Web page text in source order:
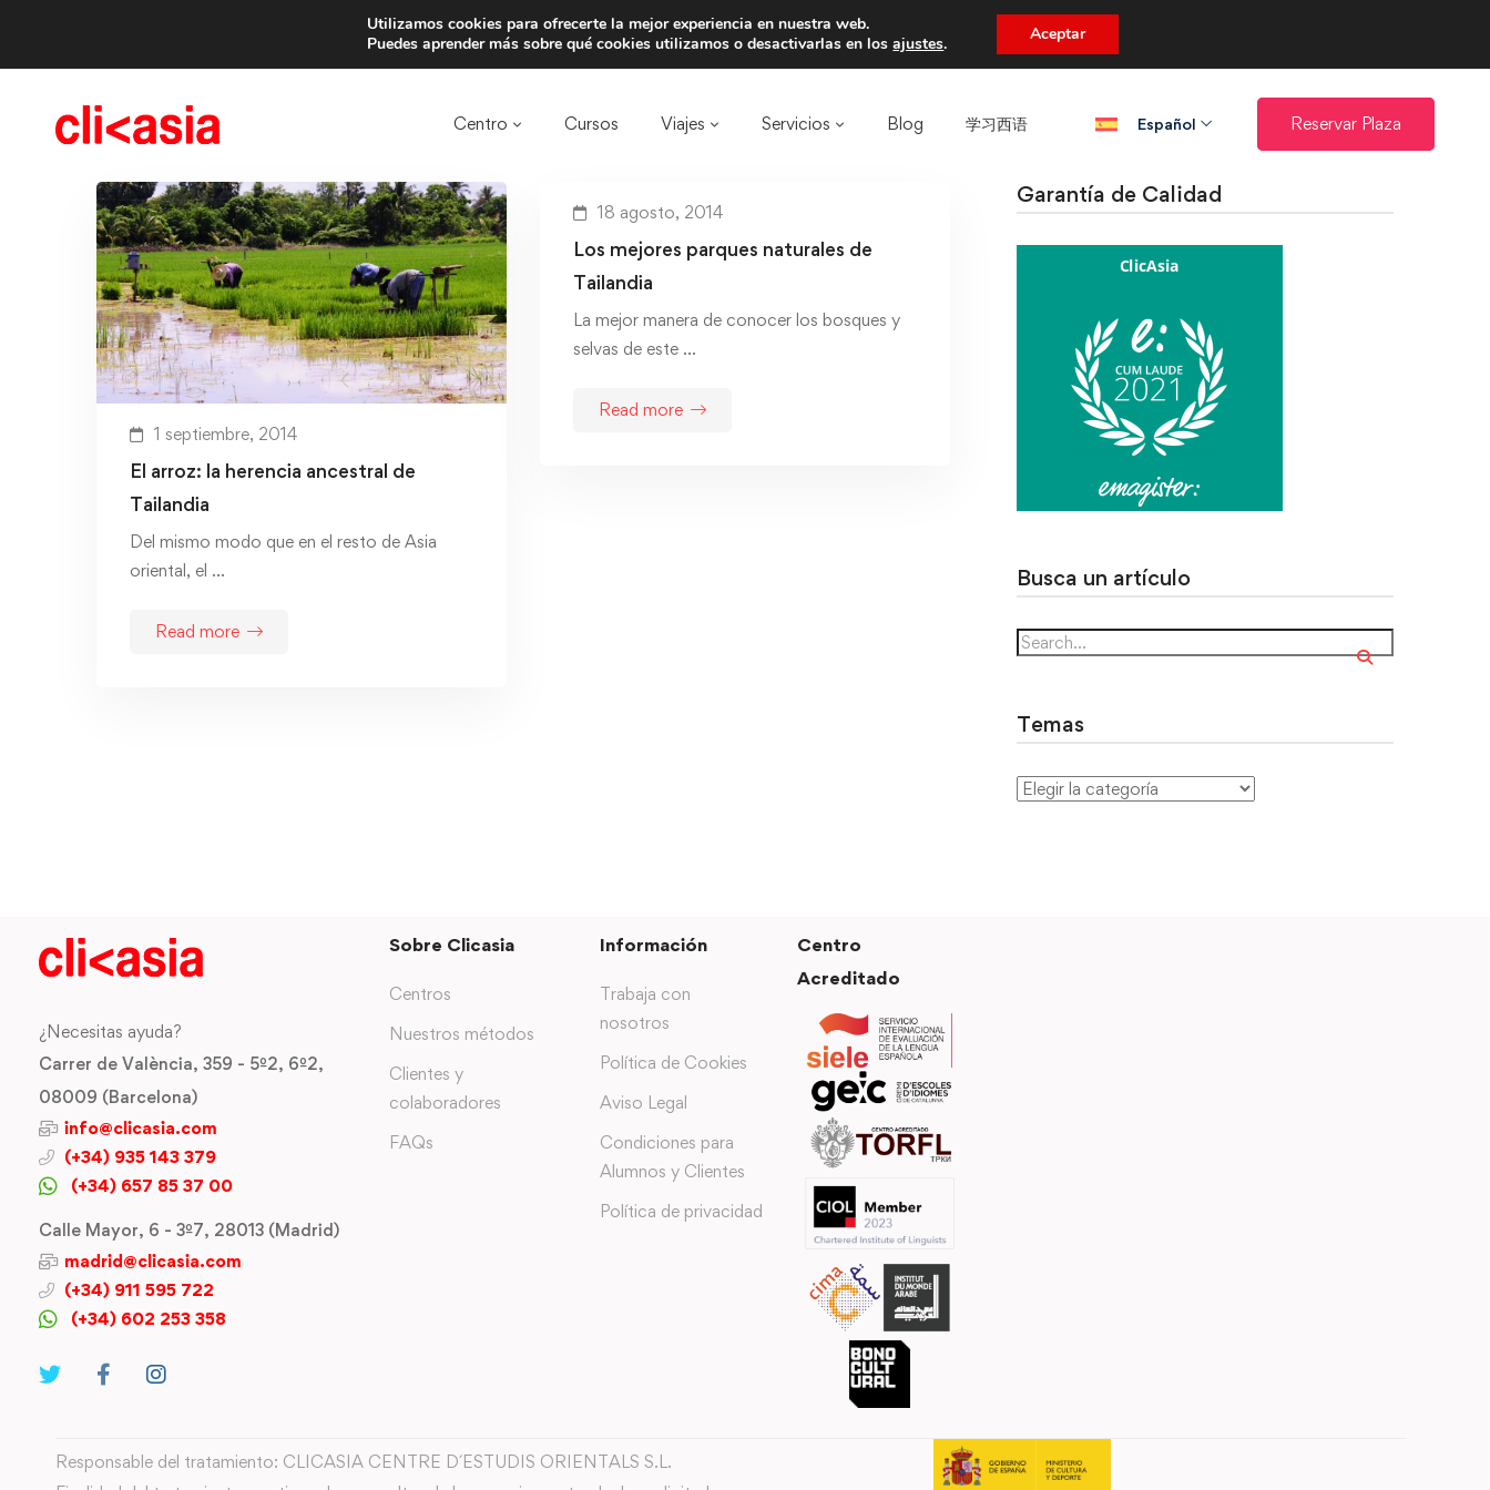
Trae a un amigo y llevaos un total de 75€ de descuento.
Centro Cursos Viajes Servicios Blog 学习西语​ Español Reservar Plaza
1 septiembre, 2014
El arroz: la herencia ancestral de
Tailandia
Del mismo modo que en el resto de Asia
oriental, el …
Read more
18 agosto, 2014
Los mejores parques naturales de
Tailandia
La mejor manera de conocer los bosques y
selvas de este …
Read more
Garantía de Calidad
Busca un artículo
Temas
¿Necesitas ayuda?
Carrer de València, 359 - 5º2, 6º2,
08009 (Barcelona)
info@clicasia.com
(+34) 935 143 379
(+34) 657 85 37 00
Calle Mayor, 6 - 3º7, 28013 (Madrid)
madrid@clicasia.com
(+34) 911 595 722
(+34) 602 253 358
Sobre Clicasia
Centros
Nuestros métodos
Clientes y
colaboradores
FAQs
Información
Trabaja con
nosotros
Política de Cookies
Aviso Legal
Condiciones para
Alumnos y Clientes
Política de privacidad
Centro
Acreditado
Responsable del tratamiento: CLICASIA CENTRE D´ESTUDIS ORIENTALS S.L.
Utilizamos cookies para ofrecerte la mejor experiencia en nuestra web.
Puedes aprender más sobre qué cookies utilizamos o desactivarlas en losajustes. Aceptar